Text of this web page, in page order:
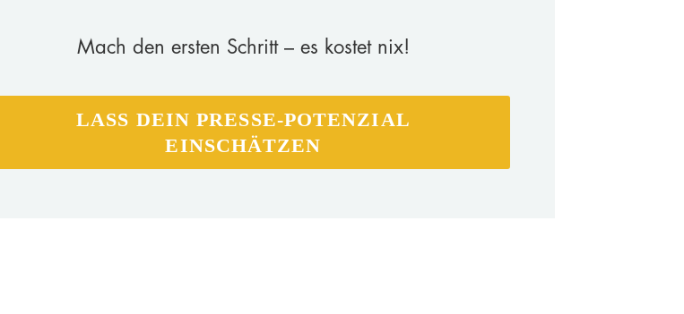
Mach den ersten Schritt – es kostet nix!
LASS DEIN PRESSE-POTENZIAL
EINSCHÄTZEN